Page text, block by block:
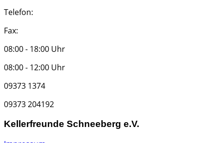
Telefon:
Fax:
08:00 - 18:00 Uhr
08:00 - 12:00 Uhr
09373 1374
09373 204192
Kellerfreunde Schneeberg e.V.